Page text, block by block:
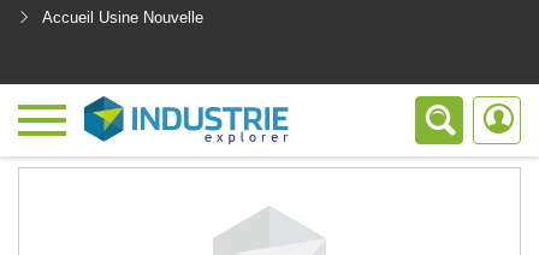
Accueil Usine Nouvelle